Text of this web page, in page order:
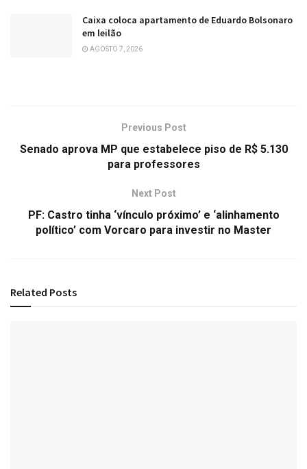
Caixa coloca apartamento de Eduardo Bolsonaro
em leilão
AGOSTO 7, 2026
Previous Post
Senado aprova MP que estabelece piso de R$ 5.130
para professores
Next Post
PF: Castro tinha ‘vínculo próximo’ e ‘alinhamento
político’ com Vorcaro para investir no Master
Related Posts